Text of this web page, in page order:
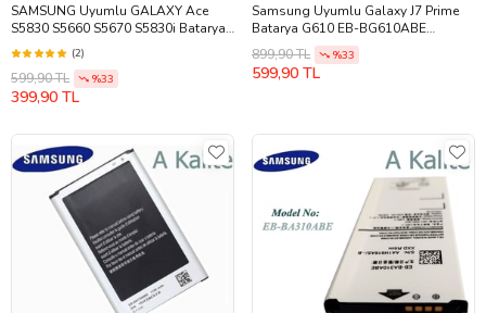
SAMSUNG Uyumlu GALAXY Ace
S5830 S5660 S5670 S5830i Batarya
EB494358VU A Kalite
(2)
599,90 TL %33
399,90 TL
Samsung Uyumlu Galaxy J7 Prime
Batarya G610 EB-BG610ABE
Batarya A Kalite
899,90 TL %33
599,90 TL